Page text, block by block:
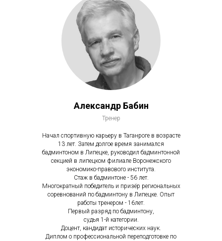
Александр Бабин
Тренер
Начал спортивную карьеру в Таганроге в возрасте
13 лет. Затем долгое время занимался
бадминтоном в Липецке, руководил бадминтонной
секцией в липецком филиале Воронежского
экономико-правового института.
Стаж в бадминтоне - 56 лет.
Многократный победитель и призёр региональных
соревнований по бадминтону в Липецке. Опыт
работы тренером - 16лет.
Первый разряд по бадминтону,
судья 1-й категории.
Доцент, кандидат исторических наук.
Диплом о профессиональной переподготовке по